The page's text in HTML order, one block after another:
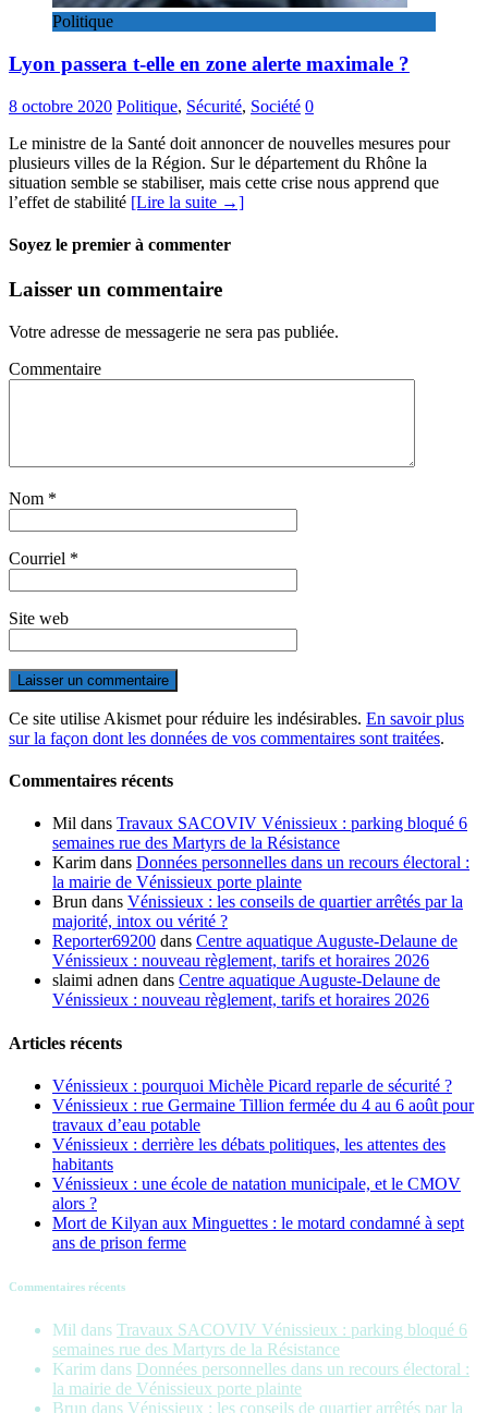
Politique
Lyon passera t-elle en zone alerte maximale ?
8 octobre 2020 Politique, Sécurité, Société 0
Le ministre de la Santé doit annoncer de nouvelles mesures pour
plusieurs villes de la Région. Sur le département du Rhône la
situation semble se stabiliser, mais cette crise nous apprend que
l’effet de stabilité [Lire la suite →]
Soyez le premier à commenter
Laisser un commentaire
Votre adresse de messagerie ne sera pas publiée.
Commentaire
Nom *
Courriel *
Site web
Ce site utilise Akismet pour réduire les indésirables. En savoir plus
sur la façon dont les données de vos commentaires sont traitées.
Commentaires récents
Mil dans Travaux SACOVIV Vénissieux : parking bloqué 6
semaines rue des Martyrs de la Résistance
Karim dans Données personnelles dans un recours électoral :
la mairie de Vénissieux porte plainte
Brun dans Vénissieux : les conseils de quartier arrêtés par la
majorité, intox ou vérité ?
Reporter69200 dans Centre aquatique Auguste-Delaune de
Vénissieux : nouveau règlement, tarifs et horaires 2026
slaimi adnen dans Centre aquatique Auguste-Delaune de
Vénissieux : nouveau règlement, tarifs et horaires 2026
Articles récents
Vénissieux : pourquoi Michèle Picard reparle de sécurité ?
Vénissieux : rue Germaine Tillion fermée du 4 au 6 août pour
travaux d’eau potable
Vénissieux : derrière les débats politiques, les attentes des
habitants
Vénissieux : une école de natation municipale, et le CMOV
alors ?
Mort de Kilyan aux Minguettes : le motard condamné à sept
ans de prison ferme
Commentaires récents
Mil dans Travaux SACOVIV Vénissieux : parking bloqué 6
semaines rue des Martyrs de la Résistance
Karim dans Données personnelles dans un recours électoral :
la mairie de Vénissieux porte plainte
Brun dans Vénissieux : les conseils de quartier arrêtés par la